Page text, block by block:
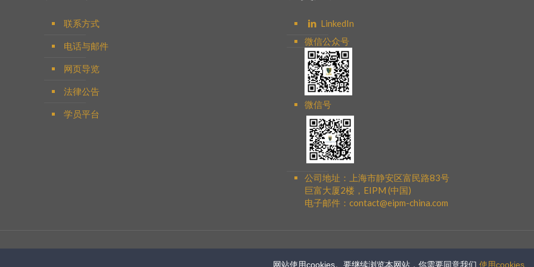
联系方式
电话与邮件
网页导览
法律公告
学员平台
LinkedIn
微信公众号
微信号
公司地址：上海市静安区富民路83号
巨富大厦2楼，EIPM (中国)
电子邮件：contact@eipm-china.com
网站使用cookies。要继续浏览本网站，你需要同意我们 使用cookies